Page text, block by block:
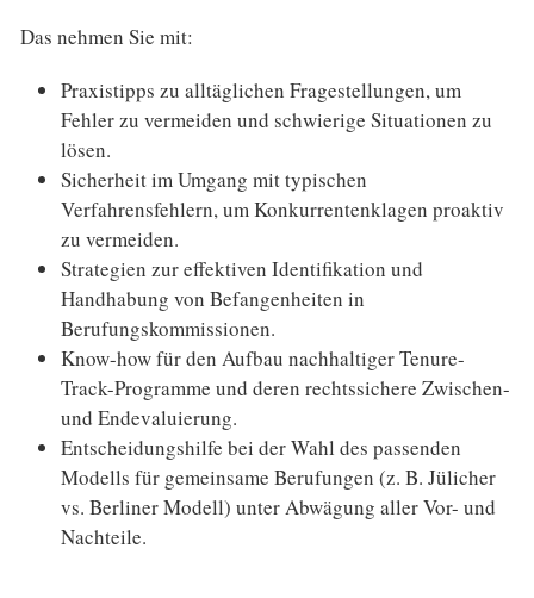
Das nehmen Sie mit:
Praxistipps zu alltäglichen Fragestellungen, um
Fehler zu vermeiden und schwierige Situationen zu
lösen.
Sicherheit im Umgang mit typischen
Verfahrensfehlern, um Konkurrentenklagen proaktiv
zu vermeiden.
Strategien zur effektiven Identifikation und
Handhabung von Befangenheiten in
Berufungskommissionen.
Know-how für den Aufbau nachhaltiger Tenure-
Track-Programme und deren rechtssichere Zwischen-
und Endevaluierung.
Entscheidungshilfe bei der Wahl des passenden
Modells für gemeinsame Berufungen (z. B. Jülicher
vs. Berliner Modell) unter Abwägung aller Vor- und
Nachteile.